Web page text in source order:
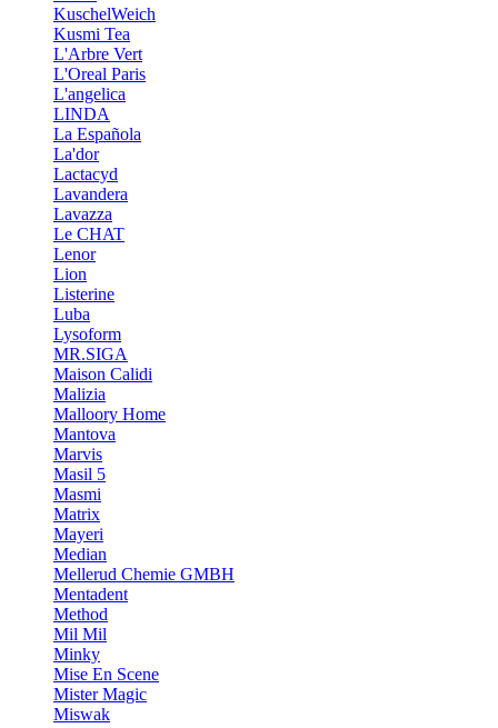
KuschelWeich
Kusmi Tea
L'Arbre Vert
L'Oreal Paris
L'angelica
LINDA
La Española
La'dor
Lactacyd
Lavandera
Lavazza
Le CHAT
Lenor
Lion
Listerine
Luba
Lysoform
MR.SIGA
Maison Calidi
Malizia
Malloory Home
Mantova
Marvis
Masil 5
Masmi
Matrix
Mayeri
Median
Mellerud Chemie GMBH
Mentadent
Method
Mil Mil
Minky
Mise En Scene
Mister Magic
Miswak